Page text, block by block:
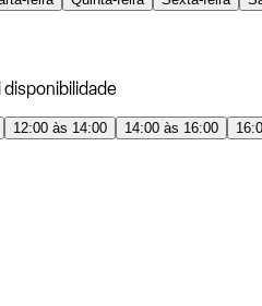
disponibilidade
12:00 às 14:00 14:00 às 16:00